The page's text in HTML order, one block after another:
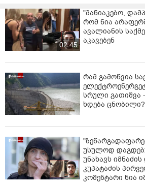
მართლსაწინააღმდეგო შეძენა-
ნარკოტიკული საშუალების შემცველი
უკანონო დათესვა-მოყვანის
1974 წელს დაბადებული ა.კ., 1990
სამართალდამცველებმა,
და საცხოვრებელი სახლების ჩხრეკის
ნივთმტკიცებად სხვადასხვა სახის
იარაღი ამოიღეს.
საგამოძიებო მოქმედებების
დაკავებულის - ა.კ.-ს საცხოვრებელი
პოლიციის მიერ ასევე, ამოღებულია
საშუალების შემცველი მცენარის
მოწყობილი სპეციალური სათბური და
02:45
"მანიაკებო,
რომ ნია
ავალიანის
აკავებენ
რამ გამოწვია
სრული გათიშვა
ხდება ცნობილი?
უსულოდ
უნახავს
კუპატაძის
კომენტარი ნია